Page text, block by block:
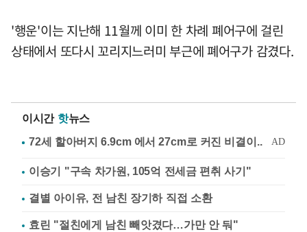
'행운'이는 지난해 11월께 이미 한 차례 폐어구에 걸린
상태에서 또다시 꼬리지느러미 부근에 폐어구가 감겼다.
이시간 핫뉴스
이승기 "구속 차가원, 105억 전세금 편취 사기"
결별 아이유, 전 남친 장기하 직접 소환
효린 "절친에게 남친 빼앗겼다…가만 안 둬"